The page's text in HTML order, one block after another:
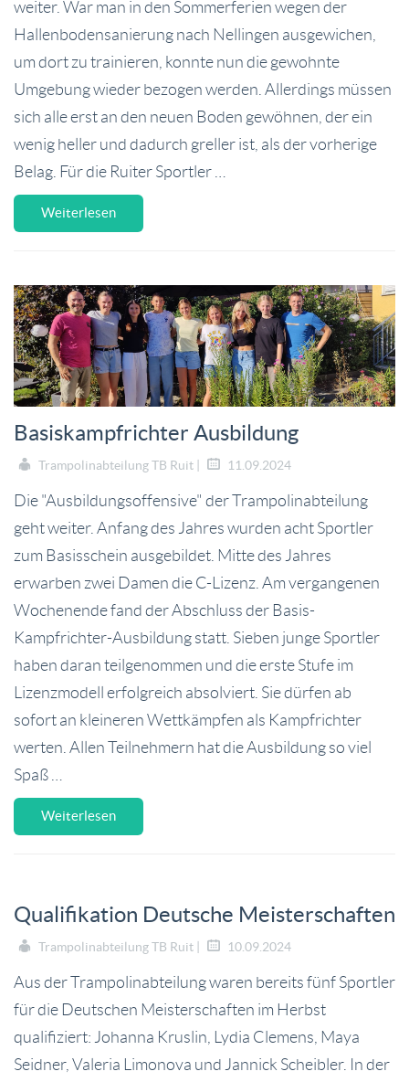
weiter. War man in den Sommerferien wegen der
Hallenbodensanierung nach Nellingen ausgewichen,
um dort zu trainieren, konnte nun die gewohnte
Umgebung wieder bezogen werden. Allerdings müssen
sich alle erst an den neuen Boden gewöhnen, der ein
wenig heller und dadurch greller ist, als der vorherige
Belag. Für die Ruiter Sportler …
Weiterlesen
Basiskampfrichter Ausbildung
Trampolinabteilung TB Ruit | 11.09.2024
Die "Ausbildungsoffensive" der Trampolinabteilung
geht weiter. Anfang des Jahres wurden acht Sportler
zum Basisschein ausgebildet. Mitte des Jahres
erwarben zwei Damen die C-Lizenz. Am vergangenen
Wochenende fand der Abschluss der Basis-
Kampfrichter-Ausbildung statt. Sieben junge Sportler
haben daran teilgenommen und die erste Stufe im
Lizenzmodell erfolgreich absolviert. Sie dürfen ab
sofort an kleineren Wettkämpfen als Kampfrichter
werten. Allen Teilnehmern hat die Ausbildung so viel
Spaß …
Weiterlesen
Qualifikation Deutsche Meisterschaften
Trampolinabteilung TB Ruit | 10.09.2024
Aus der Trampolinabteilung waren bereits fünf Sportler
für die Deutschen Meisterschaften im Herbst
qualifiziert: Johanna Kruslin, Lydia Clemens, Maya
Seidner, Valeria Limonova und Jannick Scheibler. In der